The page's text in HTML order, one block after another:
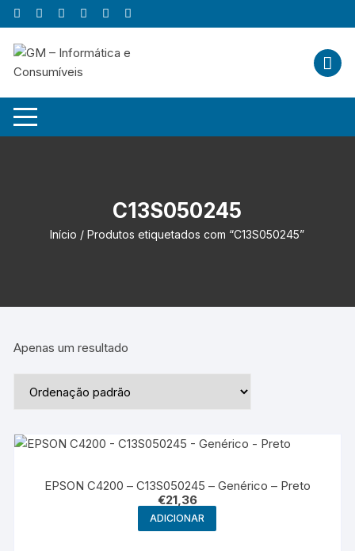
Skip
to
content
C13S050245
Início / Produtos etiquetados com “C13S050245”
Apenas um resultado
EPSON C4200 – C13S050245 – Genérico – Preto
€21,36
ADICIONAR